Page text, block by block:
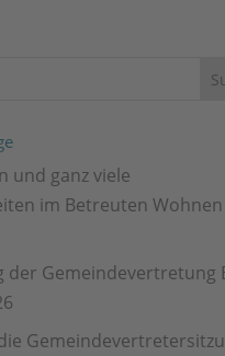
und ganz viele
im Betreuten
der Gemeindevertretung